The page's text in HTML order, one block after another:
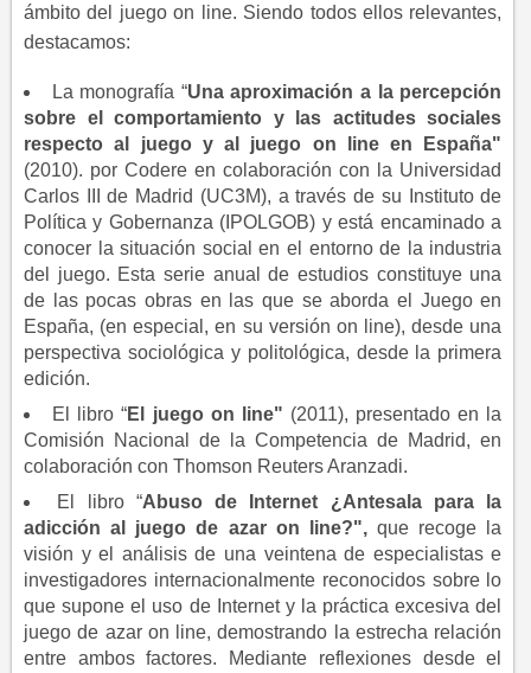
ámbito del juego on line. Siendo todos ellos relevantes,
destacamos:
La monografía “Una aproximación a la percepción
sobre el comportamiento y las actitudes sociales
respecto al juego y al juego on line en España"
(2010). por Codere en colaboración con la Universidad
Carlos III de Madrid (UC3M), a través de su Instituto de
Política y Gobernanza (IPOLGOB) y está encaminado a
conocer la situación social en el entorno de la industria
del juego. Esta serie anual de estudios constituye una
de las pocas obras en las que se aborda el Juego en
España, (en especial, en su versión on line), desde una
perspectiva sociológica y politológica, desde la primera
edición.
El libro “El juego on line" (2011), presentado en la
Comisión Nacional de la Competencia de Madrid, en
colaboración con Thomson Reuters Aranzadi.
El libro “Abuso de Internet ¿Antesala para la
adicción al juego de azar on line?",que recoge la
visión y el análisis de una veintena de especialistas e
investigadores internacionalmente reconocidos sobre lo
que supone el uso de Internet y la práctica excesiva del
juego de azar on line, demostrando la estrecha relación
entre ambos factores. Mediante reflexiones desde el